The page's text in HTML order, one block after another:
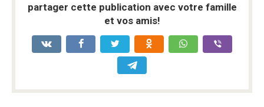
partager cette publication avec votre famille
et vos amis!